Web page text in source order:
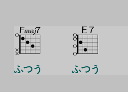
ふつう ふつう